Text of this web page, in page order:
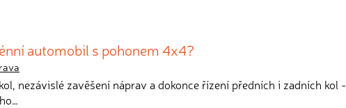
automobil s pohonem 4x4?
nezávislé zavěšení náprav a dokonce řízení předních i zadních kol -